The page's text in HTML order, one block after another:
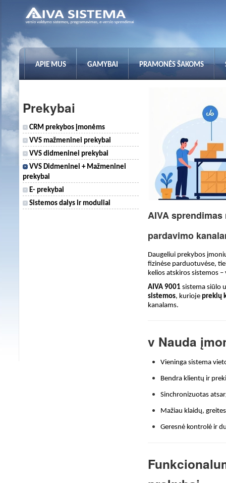
APIE MUS GAMYBAI PRAMONĖS ŠAKOMS
Prekybai
CRM prekybos įmonėms
VVS mažmeninei prekybai
VVS didmeninei prekybai
VVS Didmeninei + Mažmeninei
prekybai
E- prekybai
Sistemos dalys ir moduliai
AIVA
pardavimo
Daugeliui prekybos
fizinėse parduotuvėse,
kelios atskiros sistemos
AIVA 9001 sistema siūlo
sistemos, kurioje prekių
kanalams.
v Nauda
Vieninga sistema
Bendra klientų ir
Sinchronizuotas
Mažiau klaidų,
Geresnė kontrolė ir